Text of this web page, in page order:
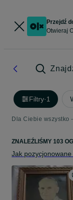
Przejdź
Otwieraj
Filtry·1
Dla Ciebie wszystko
ZNALEŹLIŚMY 103
Jak pozycjonowane